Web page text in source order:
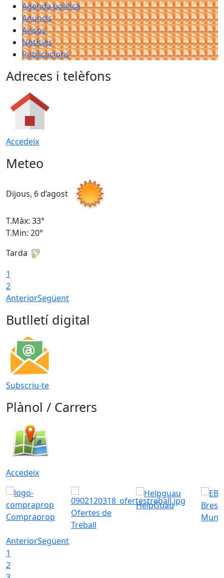
Agenda política
Anuncis
Avisos
Notícies
Publicacions
Adreces i telèfons
Accedeix
Meteo
Dijous, 6 d’agost
T.Màx: 33°
T.Min: 20°
Tarda
1
2
AnteriorSegüent
Butlletí digital
Subscriu-te
Plànol / Carrers
Accedeix
Compraprop
Ofertes de
Treball
HelpGuau
AnteriorSegüent
1
2